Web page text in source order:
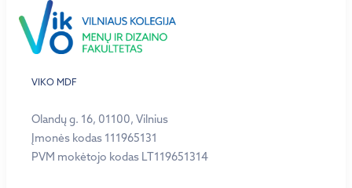
VIKO MDF
Olandų g. 16, 01100, Vilnius
Įmonės kodas 111965131
PVM mokėtojo kodas LT119651314